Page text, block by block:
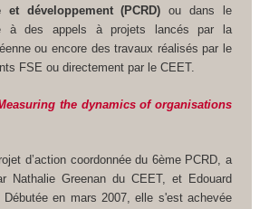
et développement (PCRD) ou dans le
à des appels à projets lancés par la
ou encore des travaux réalisés par le
FSE ou directement par le CEET.
the dynamics of organisations
d’action coordonnée du 6ème PCRD, a
Nathalie Greenan du CEET, et Edouard
Débutée en mars 2007, elle s'est achevée